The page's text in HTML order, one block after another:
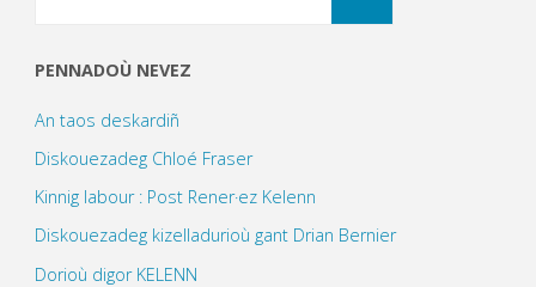
PENNADOÙ NEVEZ
An taos deskardiñ
Diskouezadeg Chloé Fraser
Kinnig labour : Post Rener·ez Kelenn
Diskouezadeg kizelladurioù gant Drian Bernier
Dorioù digor KELENN